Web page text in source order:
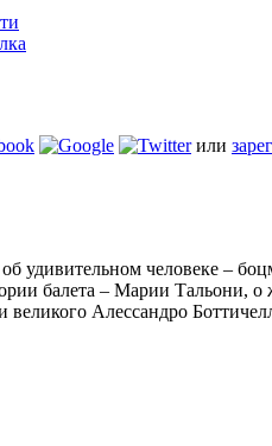
или
удивительном человеке –
балета – Марии Тальони,
великого Алессандро